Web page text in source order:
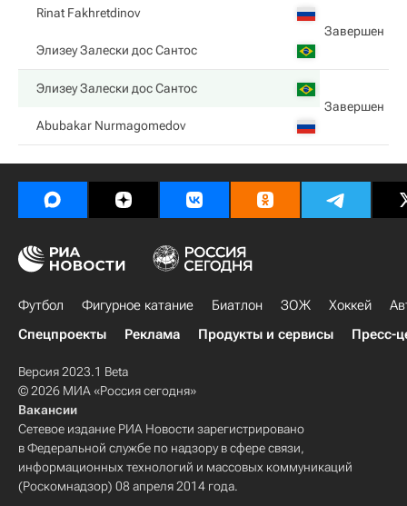
Rinat Fakhretdinov
Завершен
Элизеу Залески дос Сантос
Элизеу Залески дос Сантос
Завершен
Abubakar Nurmagomedov
Футбол Фигурное катание Биатлон ЗОЖ Хоккей
Спецпроекты
Реклама Продукты и сервисы Пресс-
Версия 2023.1 Beta
© 2026 МИА «Россия сегодня»
Вакансии
Сетевое издание РИА Новости зарегистрировано
в Федеральной службе по надзору в сфере связи,
информационных технологий и массовых коммуникаций
(Роскомнадзор) 08 апреля 2014 года.